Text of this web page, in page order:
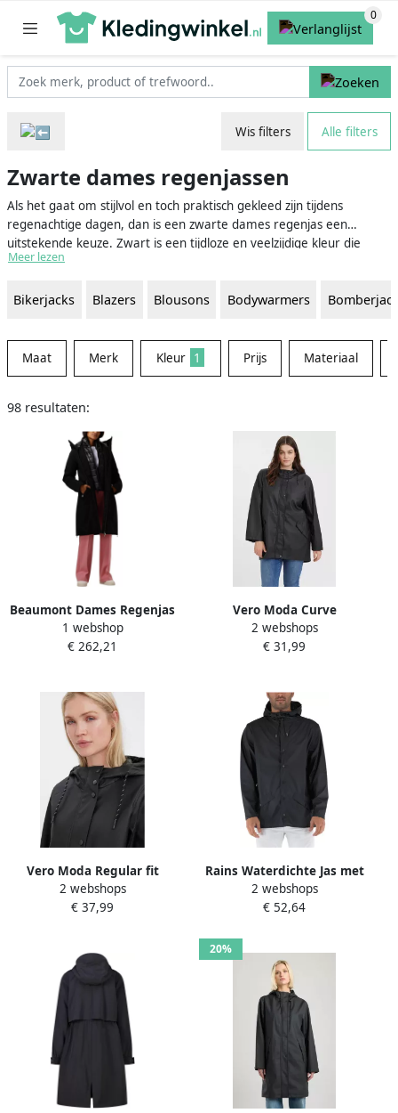
Wis filters Alle filters
Zwarte dames regenjassen
Als het gaat om stijlvol en toch praktisch gekleed zijn tijdens
regenachtige dagen, dan is een zwarte dames regenjas een
uitstekende keuze. Zwart is een tijdloze en veelzijdige kleur die
goed te combineren is met vrijwel elk kledingstuk. Daarnaast zorgt
het weer. Deze jassen zijn gemaakt van waterafstotende en
zonder dat je het te warm krijgt tijdens het dragen.
Meer lezen
Bikerjacks Blazers Blousons Bodywarmers
Maat Merk Kleur 1 Prijs Materiaal
98 resultaten:
Beaumont Dames Regenjas
Haven Zwart Black Dames
1 webshop
€ 262,21
Vero Moda Curve
Outdoorjack VMCMALOU
COATED JACKET CUR NOOS
2 webshops
€ 31,99
Vero Moda Regular fit
functioneel jack met
tunnelkoord in de taille
2 webshops
€ 37,99
Rains Waterdichte Jas met
Verstelbare Capuchon Black
2 webshops
€ 52,64
20%